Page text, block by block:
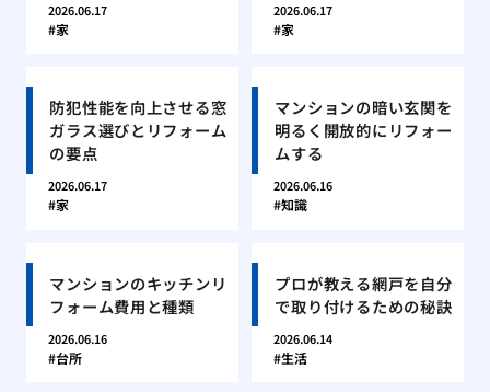
2026.06.17
家
2026.06.17
家
防犯性能を向上させる窓
ガラス選びとリフォーム
の要点
2026.06.17
家
マンションの暗い玄関を
明るく開放的にリフォー
ムする
2026.06.16
知識
マンションのキッチンリ
フォーム費用と種類
2026.06.16
台所
プロが教える網戸を自分
で取り付けるための秘訣
2026.06.14
生活